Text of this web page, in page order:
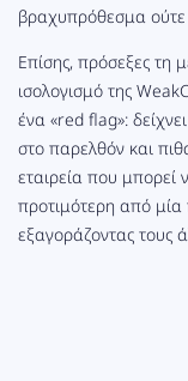
βραχυπρόθεσμα
Επίσης, πρόσεξες τη
ισολογισμό της
ένα «red flag»:
στο παρελθόν και
εταιρεία που μπορεί
προτιμότερη από
εξαγοράζοντας τους